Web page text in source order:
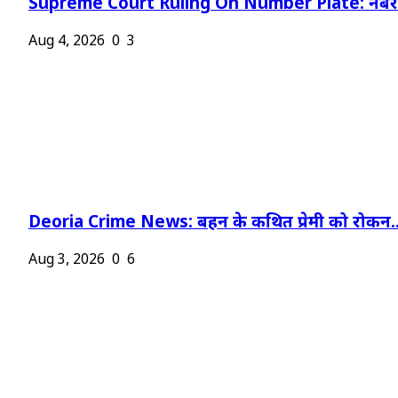
Supreme Court Ruling On Number Plate:
Aug 4, 2026 0 3
Deoria Crime News: बहन के कथित प्रेमी को
Aug 3, 2026 0 6